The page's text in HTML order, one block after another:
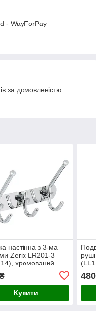
- WayForPay
за домовленістю
настінна з 3-ма
Zerix LR201-3
хромований
Купити
480